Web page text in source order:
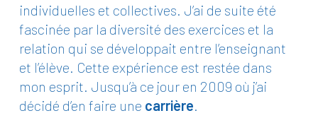
individuelles et collectives. J’ai de suite été
fascinée par la diversité des exercices et la
relation qui se développait entre l’enseignant
et l’élève. Cette expérience est restée dans
mon esprit. Jusqu’à ce jour en 2009 où j’ai
décidé d’en faire une carrière.